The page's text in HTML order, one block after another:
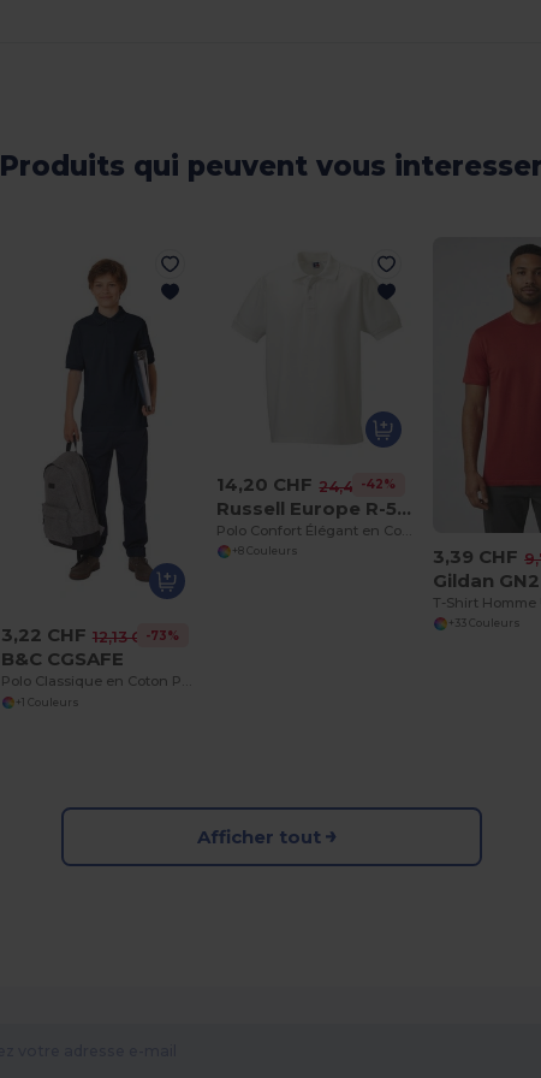
Produits qui peuvent vous
3,22 CHF 12,13 CHF-73%
B&C CGSAFE
+1 Couleurs
14,20 CHF 24,44 CHF
-42%
Russell Europe R-577M-0
+8 Couleurs 3,39 CHF
Gildan
T-Shirt Homme
+33 Couleurs
Afficher tout